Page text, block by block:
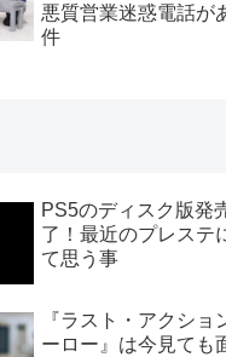
悪質営業迷惑電話が
件
PS5のディスク版発
了！最近のプレステ
て思う事
『ラスト・アクショ
ーロー』は今見ても